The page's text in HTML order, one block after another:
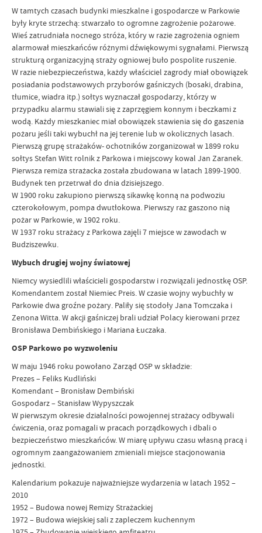
W tamtych czasach budynki mieszkalne i gospodarcze w Parkowie
były kryte strzechą: stwarzało to ogromne zagrożenie pożarowe.
Wieś zatrudniała nocnego stróża, który w razie zagrożenia ogniem
alarmował mieszkańców różnymi dźwiękowymi sygnałami. Pierwszą
strukturą organizacyjną straży ogniowej buło pospolite ruszenie.
W razie niebezpieczeństwa, każdy właściciel zagrody miał obowiązek
posiadania podstawowych przyborów gaśniczych (bosaki, drabina,
tłumice, wiadra itp.) sołtys wyznaczał gospodarzy, którzy w
przypadku alarmu stawiali się z zaprzęgiem konnym i beczkami z
wodą. Każdy mieszkaniec miał obowiązek stawienia się do gaszenia
pożaru jeśli taki wybuchł na jej terenie lub w okolicznych lasach.
Pierwszą grupę strażaków- ochotników zorganizował w 1899 roku
sołtys Stefan Witt rolnik z Parkowa i miejscowy kowal Jan Zaranek.
Pierwsza remiza strażacka została zbudowana w latach 1899-1900.
Budynek ten przetrwał do dnia dzisiejszego.
W 1900 roku zakupiono pierwszą sikawkę konną na podwoziu
czterokołowym, pompa dwutłokowa. Pierwszy raz gaszono nią
pożar w Parkowie, w 1902 roku.
W 1937 roku strażacy z Parkowa zajęli 7 miejsce w zawodach w
Budziszewku.
Wybuch drugiej wojny światowej
Niemcy wysiedlili właścicieli gospodarstw i rozwiązali jednostkę OSP.
Komendantem został Niemiec Preis. W czasie wojny wybuchły w
Parkowie dwa groźne pożary. Paliły się stodoły Jana Tomczaka i
Zenona Witta. W akcji gaśniczej brali udział Polacy kierowani przez
Bronisława Dembińskiego i Mariana Łuczaka.
OSP Parkowo po wyzwoleniu
W maju 1946 roku powołano Zarząd OSP w składzie:
Prezes – Feliks Kudliński
Komendant – Bronisław Dembiński
Gospodarz – Stanisław Wypyszczak
W pierwszym okresie działalności powojennej strażacy odbywali
ćwiczenia, oraz pomagali w pracach porządkowych i dbali o
bezpieczeństwo mieszkańców. W miarę upływu czasu własną pracą i
ogromnym zaangażowaniem zmieniali miejsce stacjonowania
jednostki.
Kalendarium pokazuje najważniejsze wydarzenia w latach 1952 –
2010
1952 – Budowa nowej Remizy Strażackiej
1972 – Budowa wiejskiej sali z zapleczem kuchennym